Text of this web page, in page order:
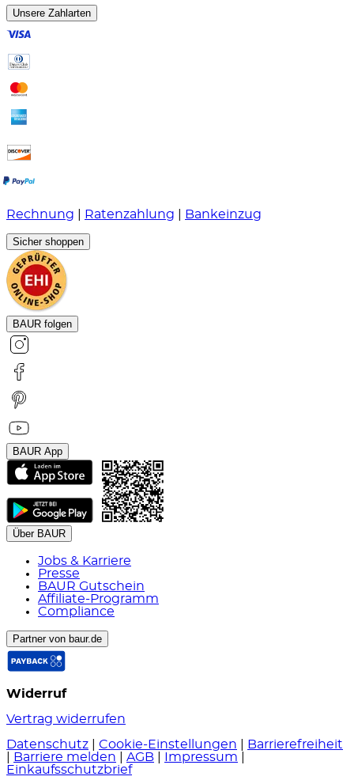
Unsere Zahlarten
Rechnung Ratenzahlung Bankeinzug
Sicher shoppen
BAUR folgen
BAUR App
Über BAUR
Jobs & Karriere
Presse
BAUR Gutschein
Affiliate-Programm
Compliance
Partner von baur.de
Widerruf
Vertrag widerrufen
Datenschutz
Cookie-Einstellungen
Barrierefreiheit
Barriere melden AGB Impressum
Einkaufsschutzbrief